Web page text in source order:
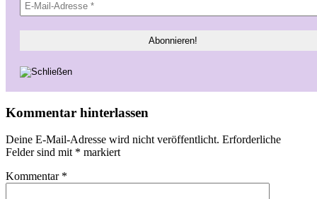
Kommentar hinterlassen
Deine E-Mail-Adresse wird nicht veröffentlicht. Erforderliche
Felder sind mit * markiert
Kommentar *